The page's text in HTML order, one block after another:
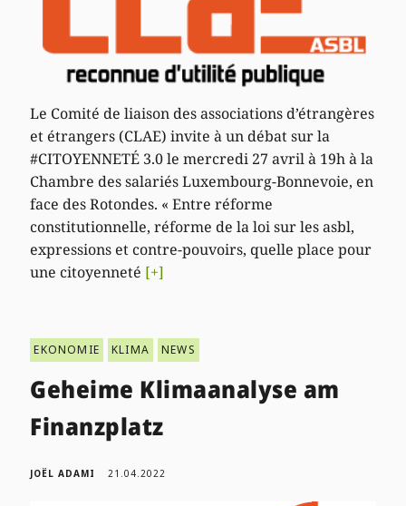
Le Comité de liaison des associations d’étrangères
et étrangers (CLAE) invite à un débat sur la
#CITOYENNETÉ 3.0 le mercredi 27 avril à 19h à la
Chambre des salariés Luxembourg-Bonnevoie, en
face des Rotondes. « Entre réforme
constitutionnelle, réforme de la loi sur les asbl,
expressions et contre-pouvoirs, quelle place pour
une citoyenneté [+]
EKONOMIE KLIMA NEWS
Geheime Klimaanalyse am
Finanzplatz
JOËL ADAMI 21.04.2022